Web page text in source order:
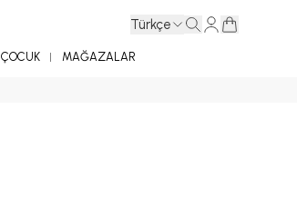
Türkçe
ÇOCUK MAĞAZALAR